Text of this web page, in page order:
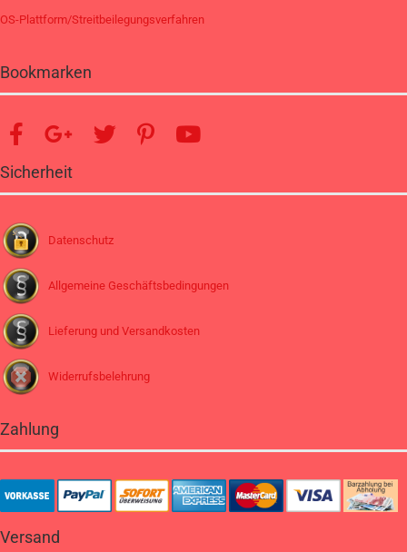
OS-Plattform/Streitbeilegungsverfahren
Bookmarken
Sicherheit
Datenschutz
Allgemeine Geschäftsbedingungen
Lieferung und Versandkosten
Widerrufsbelehrung
Zahlung
Versand